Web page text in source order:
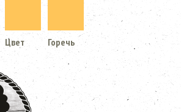
Цвет Горечь